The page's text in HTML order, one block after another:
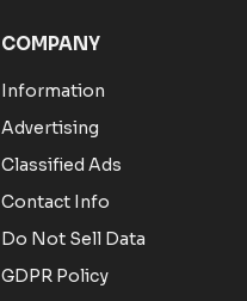
COMPANY
Information
Advertising
Classified Ads
Contact Info
Do Not Sell Data
GDPR Policy